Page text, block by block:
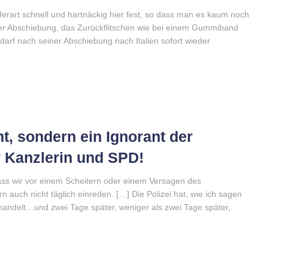
schnell und hartnäckig hier fest, so dass man es kaum noch
das Zurückflitschen wie bei einem Gummiband
nach seiner Abschiebung nach Italien sofort wieder
sondern ein Ignorant der
und SPD!
wir vor einem Scheitern oder einem Versagen des
auch nicht täglich einreden. […] Die Polizei hat, wie ich sagen
zwei Tage später, weniger als zwei Tage später,